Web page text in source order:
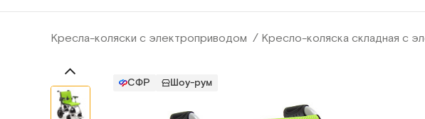
Кресла-коляски с электроприводом Кресло-коляска складная с
СФР Шоу-рум